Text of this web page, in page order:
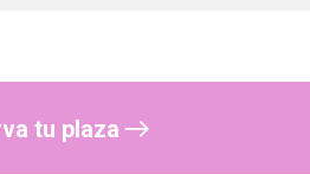
tu plaza